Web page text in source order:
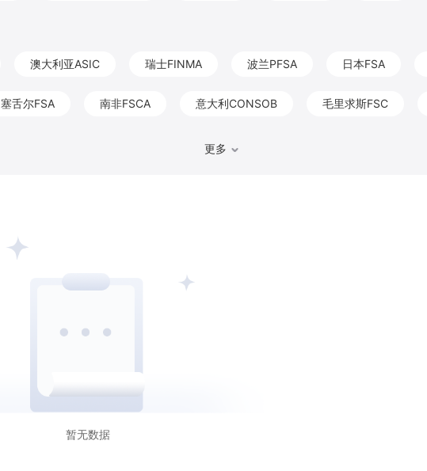
澳大利亚ASIC 瑞士FINMA 波兰PFSA 日本FSA
塞舌尔FSA 南非FSCA 意大利CONSOB 毛里求斯FSC
伯利兹FSC
中国CSRC
更多
暂无数据